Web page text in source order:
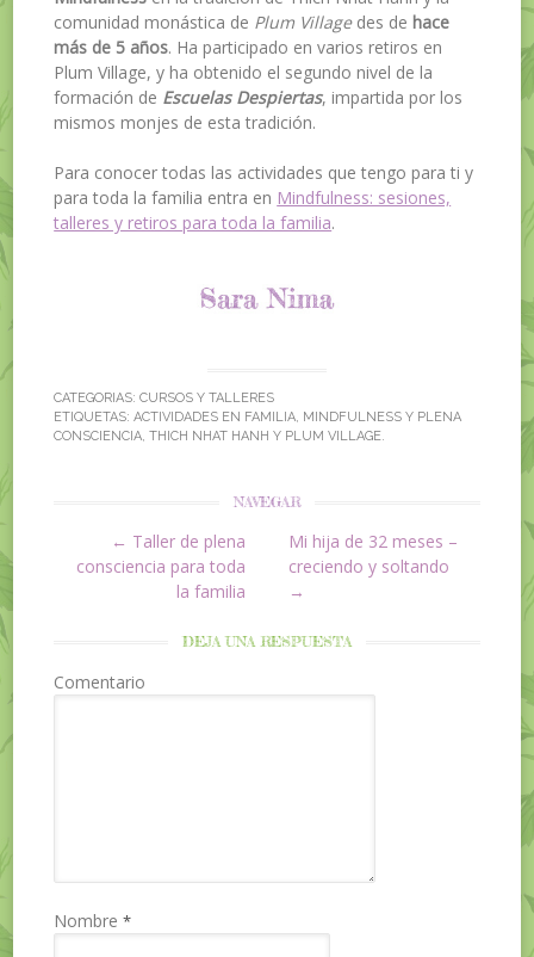
comunidad monástica de Plum Villagedes de hace
más de 5 años. Ha participado en varios retiros en
Plum Village, y ha obtenido el segundo nivel de la
formación de Escuelas Despiertas, impartida por los
mismos monjes de esta tradición.
Para conocer todas las actividades que tengo para ti y
para toda la familia entra en Mindfulness: sesiones,
talleres y retiros para toda la familia.
CATEGORIAS:CURSOS Y TALLERES
ETIQUETAS:ACTIVIDADES EN FAMILIA, MINDFULNESS Y PLENA
CONSCIENCIA,THICH NHAT HANH Y PLUM VILLAGE.
Post navigation
NAVEGAR
← Taller de plena
consciencia para toda
la familia
Mi hija de 32 meses –
creciendo y soltando
→
DEJA UNA RESPUESTA
Comentario
Nombre*